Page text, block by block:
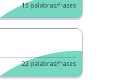
15 palabras/frases
22 palabras/frases